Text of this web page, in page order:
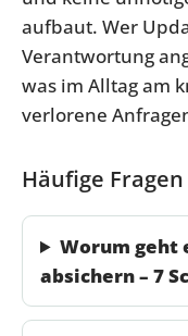
aufbaut. Wer
Verantwortung
was im Alltag am
verlorene
Häufige Fragen
Worum geht
absichern – 7